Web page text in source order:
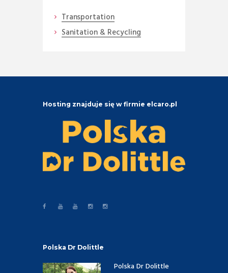
Transportation
Sanitation & Recycling
Hosting znajduje się w firmie elcaro.pl
Polska Dr Dolittle
Polska Dr Dolittle